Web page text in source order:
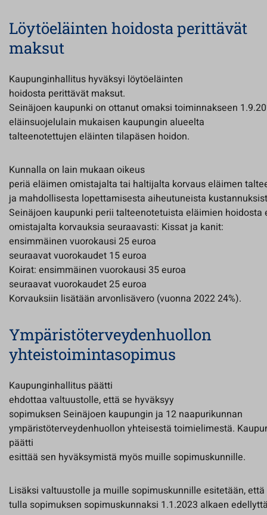
Löytöeläinten hoidosta perittävät
maksut
Kaupunginhallitus hyväksyi löytöeläinten
hoidosta perittävät maksut.
Seinäjoen kaupunki on ottanut omaksi toiminnakseen
eläinsuojelulain mukaisen kaupungin alueelta
talteenotettujen eläinten tilapäsen hoidon.
Kunnalla on lain mukaan oikeus
periä eläimen omistajalta tai haltijalta korvaus eläimen
ja mahdollisesta lopettamisesta aiheutuneista
Seinäjoen kaupunki perii talteenotetuista eläimien hoidosta
omistajalta korvauksia seuraavasti: Kissat ja kanit:
ensimmäinen vuorokausi 25 euroa
seuraavat vuorokaudet 15 euroa
Koirat: ensimmäinen vuorokausi 35 euroa
seuraavat vuorokaudet 25 euroa
Korvauksiin lisätään arvonlisävero (vuonna 2022 24%).
Ympäristöterveydenhuollon
yhteistoimintasopimus
Kaupunginhallitus päätti
ehdottaa valtuustolle, että se hyväksyy
sopimuksen Seinäjoen kaupungin ja 12 naapurikunnan
ympäristöterveydenhuollon yhteisestä toimielimestä.
päätti
esittää sen hyväksymistä myös muille sopimuskunnille.
Lisäksi valtuustolle ja muille sopimuskunnille esitetään,
tulla sopimuksen sopimuskunnaksi 1.1.2023 alkaen